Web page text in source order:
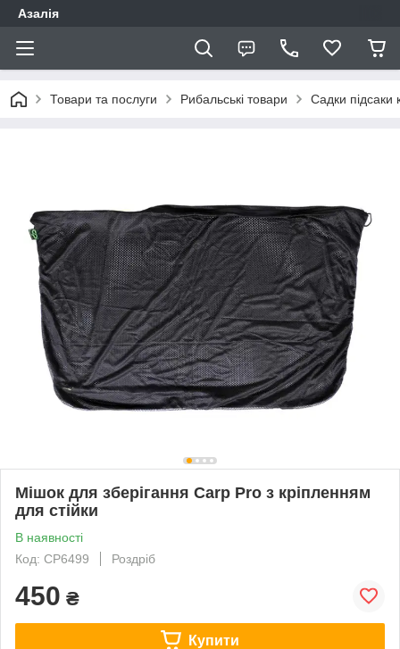
Азалія
Товари та послуги Рибальські товари Садки підсаки
Мішок для зберігання Carp Pro з кріпленням
для стійки
В наявності
Код: CP6499
Роздріб
450 ₴
Купити